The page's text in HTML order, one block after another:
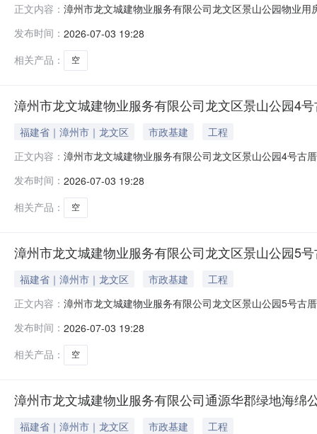
正文内容： 漳州市龙文城建物业服务有限公司龙文区景山公园物业
意向承租人按每月每平方米应付租金额报价。四、租赁
平方米（不含物业费、水电费等），加价幅度
发布时间： 2026-07-03 19:28
相关产品：
空
漳州市龙文城建物业服务有限公司龙文区景山公园4
福建省｜漳州市｜龙文区 市政基建
工程
正文内容： 漳州市龙文城建物业服务有限公司龙文区景山公园4号古
期:叁年。装修期：免租三个月。五、租金竞价起始价：
无效报价，价高者得。六、保证金：
发布时间： 2026-07-03 19:28
相关产品：
空
漳州市龙文城建物业服务有限公司龙文区景山公园5
福建省｜漳州市｜龙文区 市政基建
工程
正文内容： 漳州市龙文城建物业服务有限公司龙文区景山公园5号古
赁期:？叁年。装修期：免租三个月。五、租金竞价起始
得。六、保证金：履约保证金为合同首年
发布时间： 2026-07-03 19:28
相关产品：
空
漳州市龙文城建物业服务有限公司通源华郡绿地海绵
福建省｜漳州市｜龙文区 市政基建
工程